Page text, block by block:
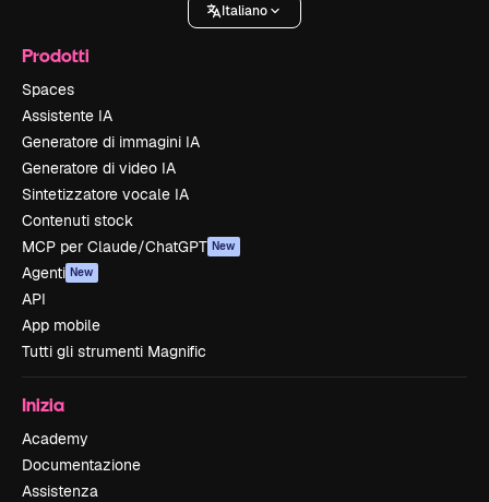
Italiano
Prodotti
Spaces
Assistente IA
Generatore di immagini IA
Generatore di video IA
Sintetizzatore vocale IA
Contenuti stock
MCP per Claude/ChatGPT New
Agenti New
API
App mobile
Tutti gli strumenti Magnific
Inizia
Academy
Documentazione
Assistenza